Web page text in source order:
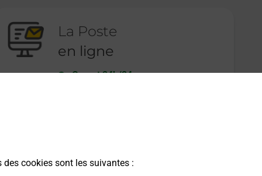
cookies sont les suivantes :
La Poste
en ligne
Ouvert 24h/24